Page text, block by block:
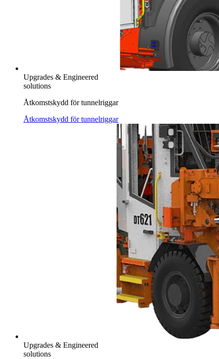
Upgrades & Engineered
solutions
Åtkomstskydd för tunnelriggar
Åtkomstskydd för tunnelriggar
Upgrades & Engineered
solutions